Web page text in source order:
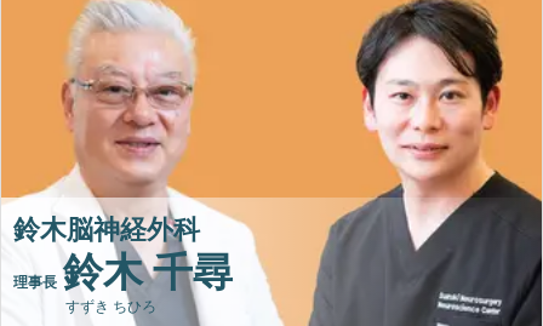
鈴木脳神経外科
理事長 鈴木 千尋
すずき ちひろ